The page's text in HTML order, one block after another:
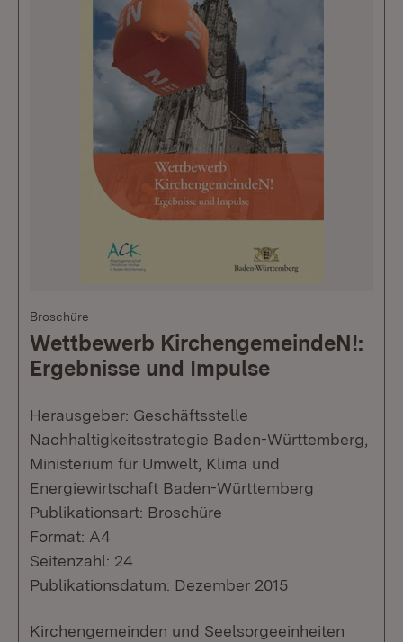
Broschüre
Wettbewerb KirchengemeindeN!:
Ergebnisse und Impulse
Herausgeber: Geschäftsstelle
Nachhaltigkeitsstrategie Baden-Württemberg,
Ministerium für Umwelt, Klima und
Energiewirtschaft Baden-Württemberg
Publikationsart: Broschüre
Format: A4
Seitenzahl: 24
Publikationsdatum: Dezember 2015
Kirchengemeinden und Seelsorgeeinheiten